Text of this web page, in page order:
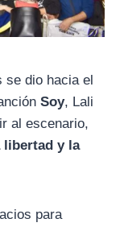
se dio hacia el
Soy, Lali
al escenario,
libertad y la
para